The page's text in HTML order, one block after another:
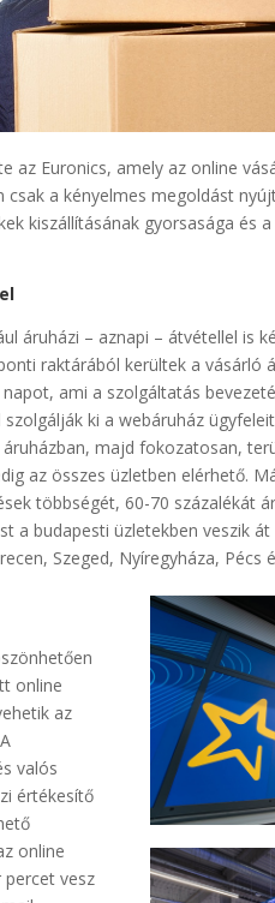
az Euronics, amely az online
csak a kényelmes megoldást
kiszállításának gyorsasága és
áruházi – aznapi – átvétellel is
raktárából kerültek a vásárló
ami a szolgáltatás
ki a webáruház
majd fokozatosan,
az összes üzletben elérhető.
többségét, 60-70 százalékát
a budapesti üzletekben veszik
Szeged, Nyíregyháza, Pécs
online
az
valós
értékesítő
online
vesz